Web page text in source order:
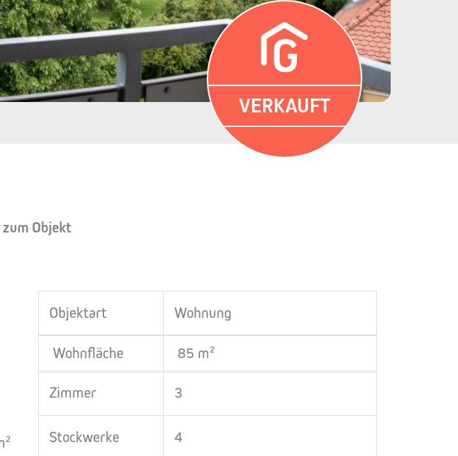
VERKAUFT
Objekt
Objektart Wohnung
Wohnfläche 85 m²
Zimmer 3
Stockwerke 4